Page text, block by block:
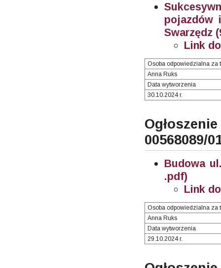
pojazdów
Swarzędz
Link
Osoba odpowiedzialna za
Anna Ruks
Data wytworzenia
30.10.2024 r.
00568089/
Budowa
.pdf)
Link
Osoba odpowiedzialna za
Anna Ruks
Data wytworzenia
29.10.2024 r.